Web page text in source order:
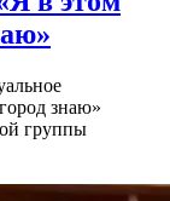
знаю»
группы